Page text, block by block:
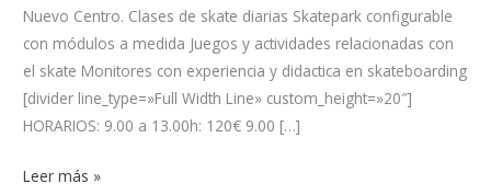
Nuevo Centro. Clases de skate diarias Skatepark configurable
con módulos a medida Juegos y actividades relacionadas con
el skate Monitores con experiencia y didactica en skateboarding
[divider line_type=»Full Width Line» custom_height=»20″]
HORARIOS: 9.00 a 13.00h: 120€ 9.00 […]
Leer más »